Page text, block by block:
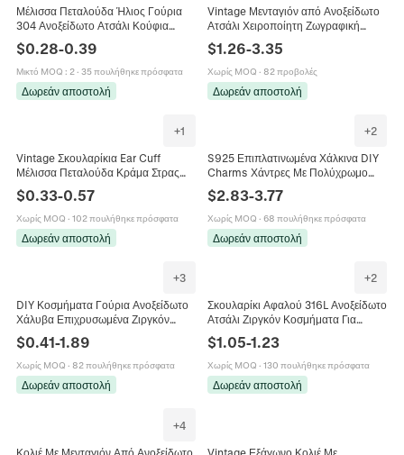
Μέλισσα Πεταλούδα Ήλιος Γούρια
304 Ανοξείδωτο Ατσάλι Κούφια
Κοσμημάτων Κολιέ Σκουλαρίκια
$0.28-0.39
Μικτό MOQ : 2· 35 πουλήθηκε πρόσφατα
Δωρεάν αποστολή
Vintage Μενταγιόν από Ανοξείδωτο
Ατσάλι Χειροποίητη Ζωγραφική
Αστέρι DIY Αξεσουάρ
$1.26-3.35
Χωρίς MOQ · 82 προβολές
Δωρεάν αποστολή
+1
Vintage Σκουλαρίκια Ear Cuff
Μέλισσα Πεταλούδα Κράμα Στρας
Χωρίς Τρύπες Σχήμα U Κοσμήματα
Γυναικεία Μόδα Θέμα Έντομο
$0.33-0.57
Χωρίς MOQ · 102 πουλήθηκε πρόσφατα
Δωρεάν αποστολή
+2
S925 Επιπλατινωμένα Χάλκινα DIY
Charms Χάντρες Με Πολύχρωμο
Ζιργκόν Σμάλτο Μέλισσα Πεταλούδα
Λιβελούλα Τριφύλλι Λουλούδια
$2.83-3.77
Χωρίς MOQ · 68 πουλήθηκε πρόσφατα
Δωρεάν αποστολή
+3
DIY Κοσμήματα Γούρια Ανοξείδωτο
Χάλυβα Επιχρυσωμένα Ζιργκόν
Καρδιά Μέλισσα Ουράνια Μενταγιόν
Κατασκευή Κολιέ Βραχιόλι
$0.41-1.89
Χωρίς MOQ · 82 πουλήθηκε πρόσφατα
Δωρεάν αποστολή
+2
Σκουλαρίκι Αφαλού 316L Ανοξείδωτο
Ατσάλι Ζιργκόν Κοσμήματα Για
Γυναίκες Λουλούδι Μέλισσα
Λιβελούλα Χιονονιφάδα Κόσμημα
$1.05-1.23
Χωρίς MOQ · 130 πουλήθηκε πρόσφατα
Δωρεάν αποστολή
+4
Κολιέ Με Μενταγιόν Από Ανοξείδωτο
Vintage Εξάγωνο Κολιέ Με